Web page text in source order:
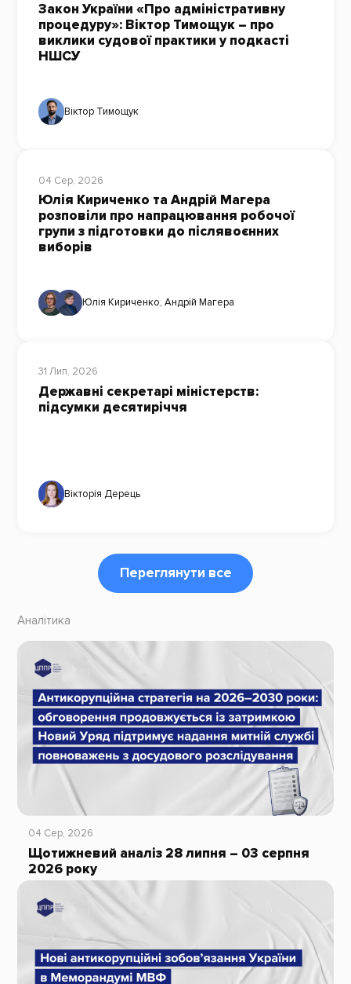
Закон України «Про адміністративну
процедуру»: Віктор Тимощук – про
виклики судової практики у подкасті
НШСУ
Віктор Тимощук
04 Сер, 2026
Юлія Кириченко та Андрій Магера
розповіли про напрацювання робочої
групи з підготовки до післявоєнних
виборів
Юлія Кириченко, Андрій Магера
31 Лип, 2026
Державні секретарі міністерств:
підсумки десятиріччя
Вікторія Дерець
Переглянути все
Аналітика
04 Сер, 2026
Щотижневий аналіз 28 липня – 03 серпня
2026 року